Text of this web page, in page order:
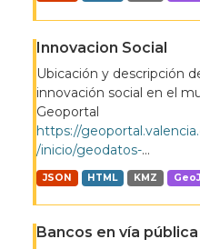
Innovacion Social
Ubicación y descripción
innovación social en el
Geoportal
https://
/inicio/geodatos-...
JSON HTML KMZ
Bancos en vía pública